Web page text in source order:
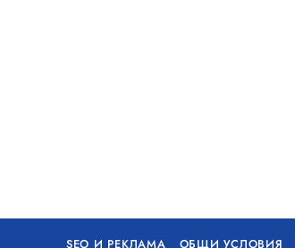
SEO И РЕКЛАМА ОБЩИ УСЛОВИЯ